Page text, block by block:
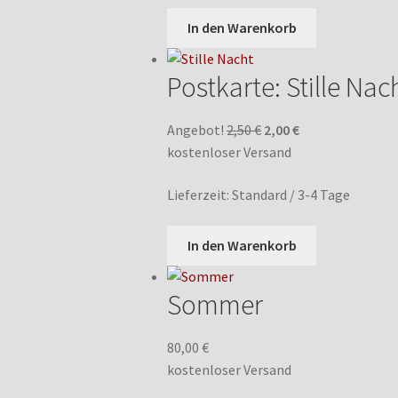
In den Warenkorb
Postkarte: Stille
Angebot! 2,50€ Ursprünglicher
Preis
2,50 €
2,00€Aktueller
2,00 €.
kostenloser Versand
Lieferzeit:Standard / 3-4 Tage
In den Warenkorb
Sommer
80,00€
kostenloser Versand